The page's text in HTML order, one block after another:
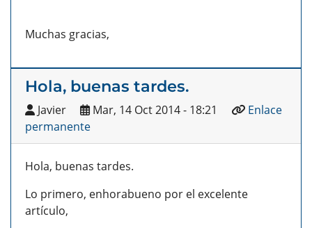
Muchas gracias,
Hola, buenas tardes.
Javier Mar, 14 Oct 2014 - 18:21
Enlace
permanente
Hola, buenas tardes.
Lo primero, enhorabueno por el excelente
artículo,